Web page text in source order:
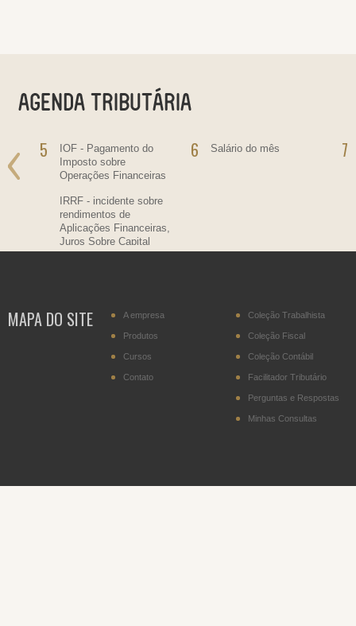
5
IOF - Pagamento do
Imposto sobre
Operações Financeiras
IRRF - incidente sobre
rendimentos de
Aplicações Financeiras,
Juros Sobre Capital
Próprio, Prêmios, Multas
6 Salário do mês 7
MAPA DO SITE A empresa
Produtos
Cursos
Contato
Coleção Trabalhista
Coleção Fiscal
Coleção Contábil
Facilitador Tributário
Perguntas e Respostas
Minhas Consultas